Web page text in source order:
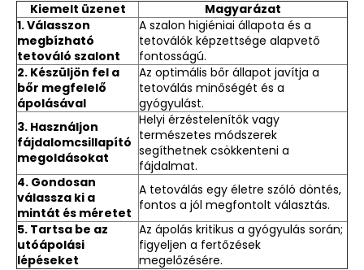
Kiemelt üzenet
Magyarázat
1. Válasszon
megbízható
tetováló szalont
A szalon higiéniai állapota és a
tetoválók képzettsége alapvető
fontosságú.
2. Készüljön fel a
bőr megfelelő
ápolásával
Az optimális bőr állapot javítja a
tetoválás minőségét és a
gyógyulást.
3. Használjon
fájdalomcsillapító
megoldásokat
Helyi érzéstelenítők vagy
természetes módszerek
segíthetnek csökkenteni a
fájdalmat.
4. Gondosan
válassza ki a
mintát és méretet
A tetoválás egy életre szóló döntés,
fontos a jól megfontolt választás.
5. Tartsa be az
utóápolási
lépéseket
Az ápolás kritikus a gyógyulás során;
figyeljen a fertőzések
megelőzésére.